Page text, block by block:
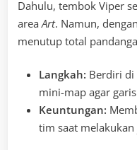
Dahulu, tembok Viper
area Art. Namun,
menutup total
Langkah: Berdiri di
mini-map agar
Keuntungan:
tim saat melakukan